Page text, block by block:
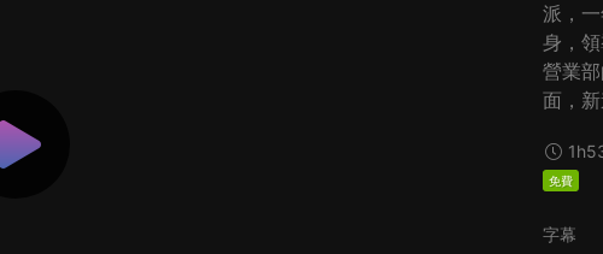
派，
身，
營業
面，
免費
字幕